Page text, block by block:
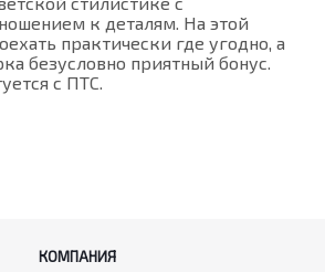
к деталям. На этой
практически где угодно, а
безусловно приятный бонус.
с ПТС.
КОМПАНИЯ